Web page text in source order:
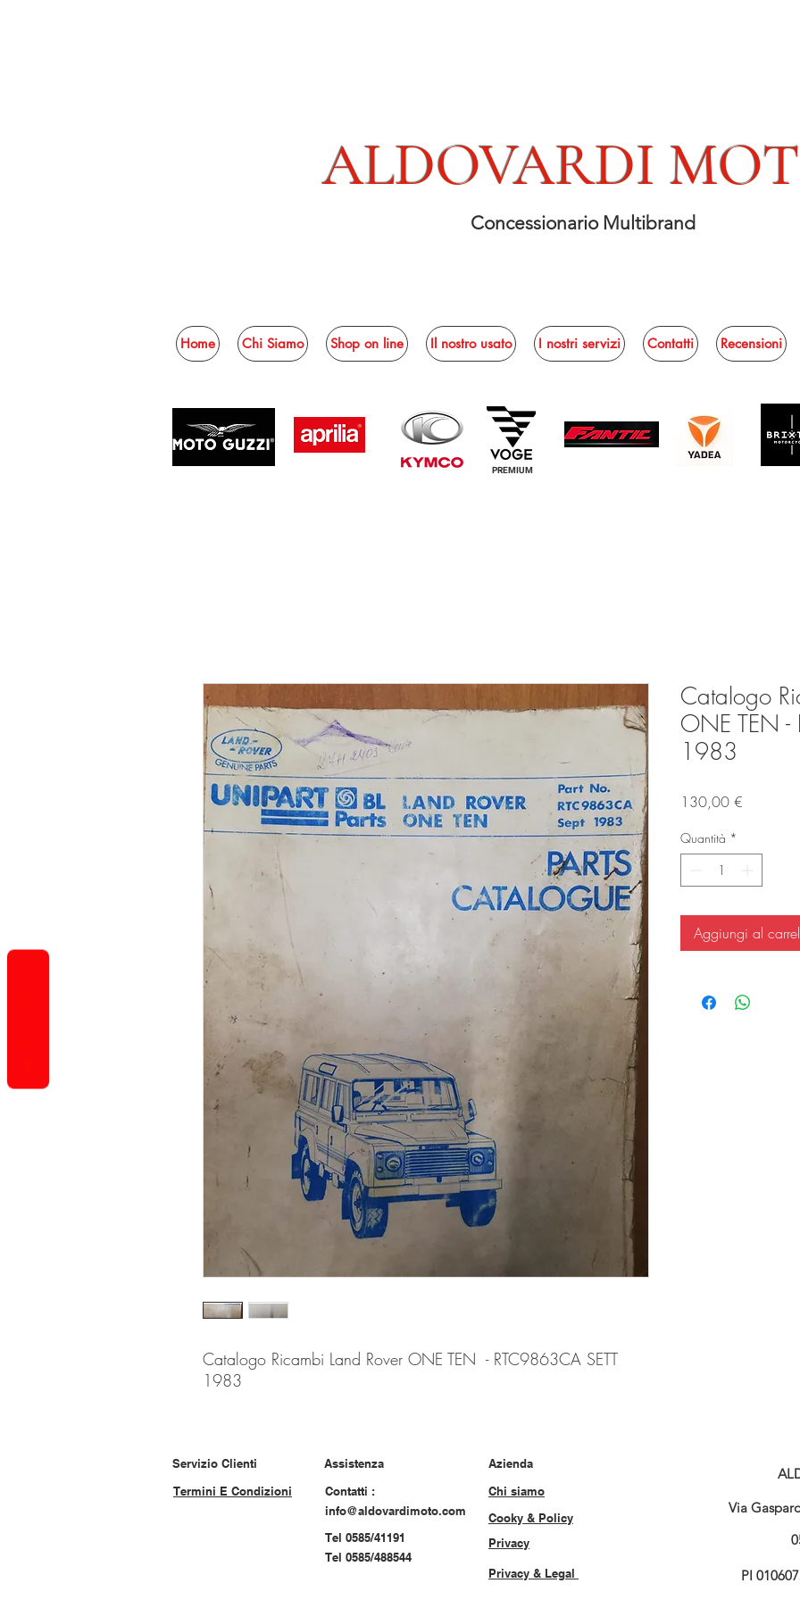
ALDOVARDI
Concessionario Multibrand
Home Chi Siamo Shop on line Il nostro usato I nostri servizi Contatti Recensioni
PREMIUM
Catalogo Ricambi Land Rover ONE TEN - RTC9863CA SETT
1983
Catalogo
ONE TEN -
1983
130,00 €
Quantità *
Aggiungi al
Servizio Clienti
Termini E Condizioni
Assistenza
Contatti :
info@aldovardimoto.com
Tel 0585/41191
Tel 0585/488544
Azienda
Chi siamo
Cooky & Policy
Privacy
Privacy & Legal
Via
PI